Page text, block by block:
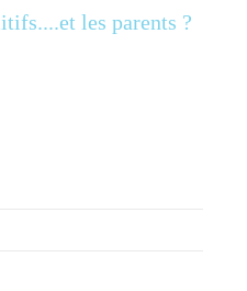
les parents ?